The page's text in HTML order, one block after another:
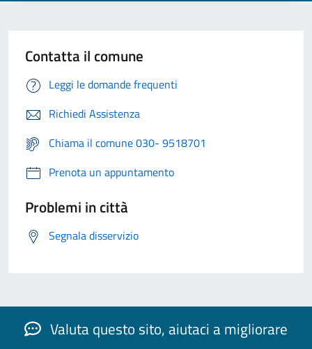
Contatta il comune
Leggi le domande frequenti
Richiedi Assistenza
Chiama il comune 030- 9518701
Prenota un appuntamento
Problemi in città
Segnala disservizio
Valuta questo sito, aiutaci a migliorare